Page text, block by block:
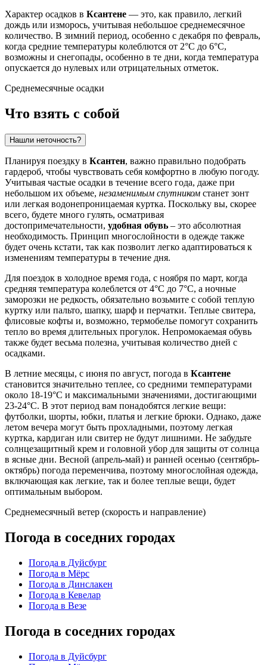
Характер осадков в Ксантене — это, как правило, легкий
дождь или изморось, учитывая небольшое среднемесячное
количество. В зимний период, особенно с декабря по февраль,
когда средние температуры колеблются от 2°C до 6°C,
возможны и снегопады, особенно в те дни, когда температура
опускается до нулевых или отрицательных отметок.
Среднемесячные осадки
Что взять с собой
Нашли неточность?
Планируя поездку в Ксантен, важно правильно подобрать
гардероб, чтобы чувствовать себя комфортно в любую погоду.
Учитывая частые осадки в течение всего года, даже при
небольшом их объеме, незаменимым спутником станет зонт
или легкая водонепроницаемая куртка. Поскольку вы, скорее
всего, будете много гулять, осматривая
достопримечательности, удобная обувь – это абсолютная
необходимость. Принцип многослойности в одежде также
будет очень кстати, так как позволит легко адаптироваться к
изменениям температуры в течение дня.
Для поездок в холодное время года, с ноября по март, когда
средняя температура колеблется от 4°C до 7°C, а ночные
заморозки не редкость, обязательно возьмите с собой теплую
куртку или пальто, шапку, шарф и перчатки. Теплые свитера,
флисовые кофты и, возможно, термобелье помогут сохранить
тепло во время длительных прогулок. Непромокаемая обувь
также будет весьма полезна, учитывая количество дней с
осадками.
В летние месяцы, с июня по август, погода в Ксантене
становится значительно теплее, со средними температурами
около 18-19°C и максимальными значениями, достигающими
23-24°C. В этот период вам понадобятся легкие вещи:
футболки, шорты, юбки, платья и легкие брюки. Однако, даже
летом вечера могут быть прохладными, поэтому легкая
куртка, кардиган или свитер не будут лишними. Не забудьте
солнцезащитный крем и головной убор для защиты от солнца
в ясные дни. Весной (апрель-май) и ранней осенью (сентябрь-
октябрь) погода переменчива, поэтому многослойная одежда,
включающая как легкие, так и более теплые вещи, будет
оптимальным выбором.
Среднемесячный ветер (скорость и направление)
Погода в соседних городах
Погода в Дуйсбург
Погода в Мёрс
Погода в Динслакен
Погода в Кевелар
Погода в Везе
Погода в соседних городах
Погода в Дуйсбург